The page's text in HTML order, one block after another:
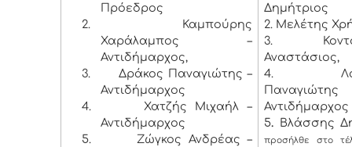
Πρόεδρος
2.
Καμπούρης
Χαράλαμπος –
Αντιδήμαρχος,
3.
Δράκος Παναγιώτης –
Αντιδήμαρχος
4.
Χατζής Μιχαήλ –
Αντιδήμαρχος
5.
Ζώγκος Ανδρέας –
Δημήτριος
2. Μελέτης
3.
Αναστάσιος,
4.
Αντιδήμαρχος
5. Βλάσσης
προσήλθε στο